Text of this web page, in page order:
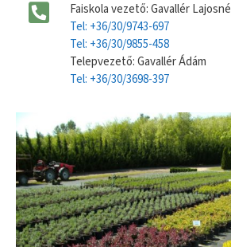
Faiskola vezető: Gavallér Lajosné
Tel: +36/30/9743-697
Tel: +36/30/9855-458
Telepvezető: Gavallér Ádám
Tel: +36/30/3698-397